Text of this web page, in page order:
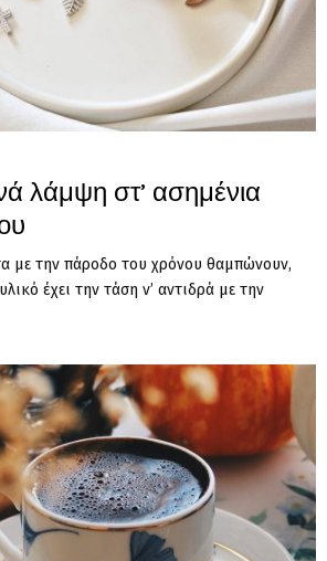
λάμψη στ’ ασημένια
με την πάροδο του χρόνου θαμπώνουν,
έχει την τάση ν’ αντιδρά με την